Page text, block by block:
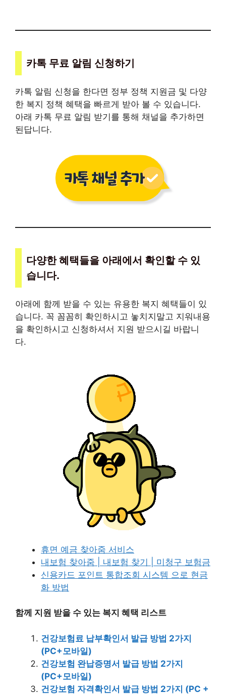
카톡 무료 알림 신청하기
카톡 알림 신청을 한다면 정부 정책 지원금 및 다양
한 복지 정책 혜택을 빠르게 받아 볼 수 있습니다.
아래 카톡 무료 알림 받기를 통해 채널을 추가하면
된답니다.
다양한 혜택들을 아래에서 확인할 수 있
습니다.
아래에 함께 받을 수 있는 유용한 복지 혜택들이 있
습니다. 꼭 꼼꼼히 확인하시고 놓치지말고 지워내용
을 확인하시고 신청하셔서 지원 받으시길 바랍니
다.
휴면 예금 찾아줌 서비스
내보험 찾아줌 | 내보험 찾기 | 미청구 보험금
신용카드 포인트 통합조회 시스템 으로 현금
화 방법
함께 지원 받을 수 있는 복지 혜택 리스트
건강보험료 납부확인서 발급 방법 2가지
(PC+모바일)
건강보험 완납증명서 발급 방법 2가지
(PC+모바일)
건강보험 자격확인서 발급 방법 2가지 (PC +